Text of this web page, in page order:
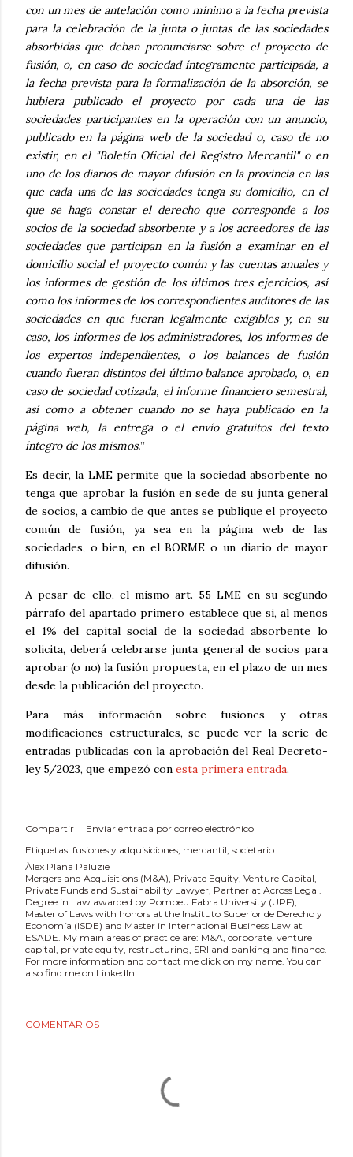
con un mes de antelación como mínimo a la fecha prevista
para la celebración de la junta o juntas de las sociedades
absorbidas que deban pronunciarse sobre el proyecto de
fusión, o, en caso de sociedad íntegramente participada, a
la fecha prevista para la formalización de la absorción, se
hubiera publicado el proyecto por cada una de las
sociedades participantes en la operación con un anuncio,
publicado en la página web de la sociedad o, caso de no
existir, en el "Boletín Oficial del Registro Mercantil" o en
uno de los diarios de mayor difusión en la provincia en las
que cada una de las sociedades tenga su domicilio, en el
que se haga constar el derecho que corresponde a los
socios de la sociedad absorbente y a los acreedores de las
sociedades que participan en la fusión a examinar en el
domicilio social el proyecto común y las cuentas anuales y
los informes de gestión de los últimos tres ejercicios, así
como los informes de los correspondientes auditores de las
sociedades en que fueran legalmente exigibles y, en su
caso, los informes de los administradores, los informes de
los expertos independientes, o los balances de fusión
cuando fueran distintos del último balance aprobado, o, en
caso de sociedad cotizada, el informe financiero semestral,
así como a obtener cuando no se haya publicado en la
página web, la entrega o el envío gratuitos del texto
íntegro de los mismos.”
Es decir, la LME permite que la sociedad absorbente no
tenga que aprobar la fusión en sede de su junta general
de socios, a cambio de que antes se publique el proyecto
común de fusión, ya sea en la página web de las
sociedades, o bien, en el BORME o un diario de mayor
difusión.
A pesar de ello, el mismo art. 55 LME en su segundo
párrafo del apartado primero establece que si, al menos
el 1% del capital social de la sociedad absorbente lo
solicita, deberá celebrarse junta general de socios para
aprobar (o no) la fusión propuesta, en el plazo de un mes
desde la publicación del proyecto.
Para más información sobre fusiones y otras
modificaciones estructurales, se puede ver la serie de
entradas publicadas con la aprobación del Real Decreto-
ley 5/2023, que empezó con esta primera entrada.
Compartir
Enviar entrada por correo electrónico
Etiquetas: fusiones y adquisiciones mercantil societario
Àlex Plana Paluzie
Mergers and Acquisitions (M&A), Private Equity, Venture Capital,
Private Funds and Sustainability Lawyer, Partner at Across Legal.
Degree in Law awarded by Pompeu Fabra University (UPF),
Master of Laws with honors at the Instituto Superior de Derecho y
Economía (ISDE) and Master in International Business Law at
ESADE. My main areas of practice are: M&A, corporate, venture
capital, private equity, restructuring, SRI and banking and finance.
For more information and contact me click on my name. You can
also find me on LinkedIn.
COMENTARIOS